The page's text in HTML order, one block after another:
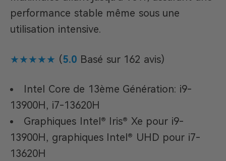
performance stable même sous une
utilisation intensive.
★★★★★ (5.0 Basé sur 162 avis)
Intel Core de 13ème Génération: i9-
13900H, i7-13620H
Graphiques Intel® Iris® Xe pour i9-
13900H, graphiques Intel® UHD pour i7-
13620H